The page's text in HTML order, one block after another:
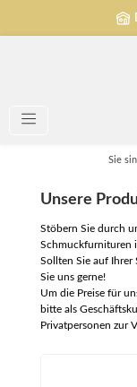
Sie
Unsere
Stöbern Sie durch
Schmuckfurnituren
Sollten Sie auf
Sie uns gerne!
Um die Preise für
bitte als
Privatpersonen zur